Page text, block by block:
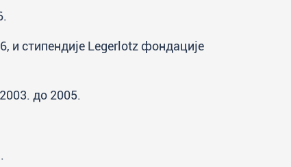
и стипендије Legerlotz фондације
до 2005.